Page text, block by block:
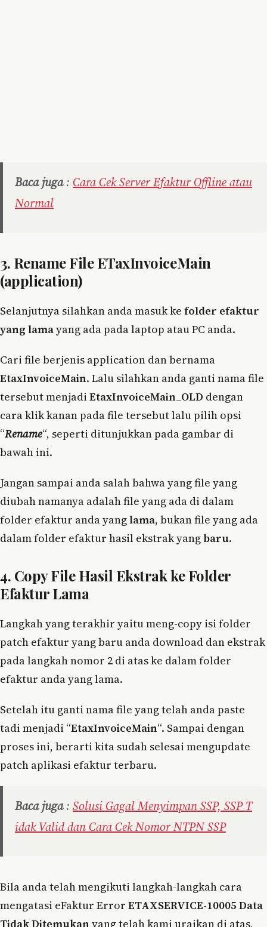
Baca juga: Cara Cek Server Efaktur Offline atau
Normal
3. Rename File ETaxInvoiceMain
(application)
Selanjutnya silahkan anda masuk ke folder efaktur
yang lamayang ada pada laptop atau PC anda.
Cari file berjenis application dan bernama
EtaxInvoiceMain. Lalu silahkan anda ganti nama file
tersebut menjadi EtaxInvoiceMain_OLD dengan
cara klik kanan pada file tersebut lalu pilih opsi
“Rename“, seperti ditunjukkan pada gambar di
bawah ini.
Jangan sampai anda salah bahwa yang file yang
diubah namanya adalah file yang ada di dalam
folder efaktur anda yanglama, bukan file yang ada
dalam folder efaktur hasil ekstrak yang baru.
4. Copy File Hasil Ekstrak ke Folder
Efaktur Lama
Langkah yang terakhir yaitu meng-copy isi folder
patch efaktur yang baru anda download dan ekstrak
pada langkah nomor 2 di atas ke dalam folder
efaktur anda yang lama.
Setelah itu ganti nama file yang telah anda paste
tadi menjadi “EtaxInvoiceMain“. Sampai dengan
proses ini, berarti kita sudah selesai mengupdate
patch aplikasi efaktur terbaru.
Baca juga: Solusi Gagal Menyimpan SSP, SSP T
idak Valid dan Cara Cek Nomor NTPN SSP
Bila anda telah mengikuti langkah-langkah cara
mengatasi eFaktur Error ETAXSERVICE-10005 Data
Tidak Ditemukan yang telah kami uraikan di atas,